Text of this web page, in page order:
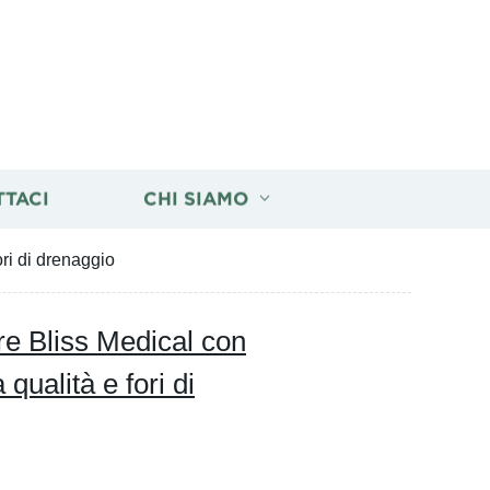
CHI SIAMO
di drenaggio
Bliss Medical con
qualità e fori di